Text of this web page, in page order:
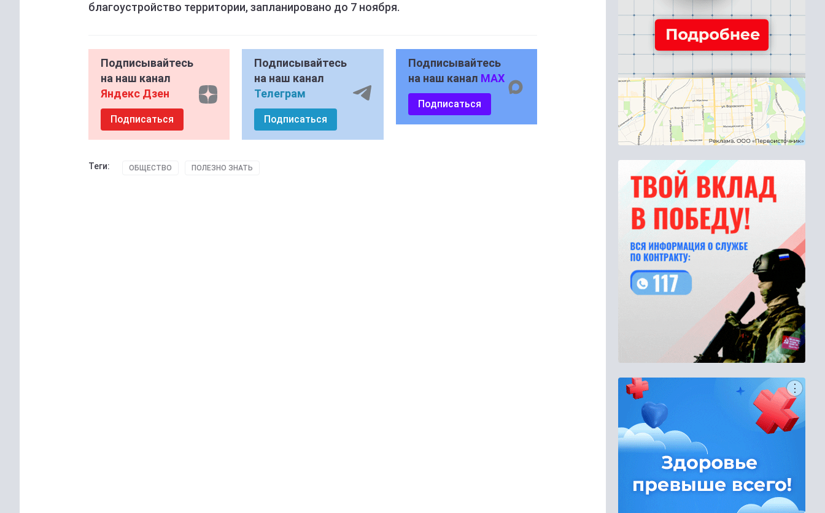
благоустройство территории, запланировано до 7 ноября.
Подписывайтесь
на наш канал
Яндекс Дзен
Подписаться
Подписывайтесь
на наш канал
Телеграм
Подписаться
Подписывайтесь
на наш канал MAX
Подписаться
Теги: ОБЩЕСТВО ПОЛЕЗНО ЗНАТЬ